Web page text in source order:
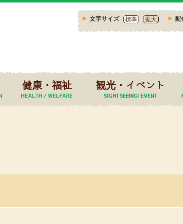
文字サイズ 標準 拡大 配
健康・福祉 観光・イベント